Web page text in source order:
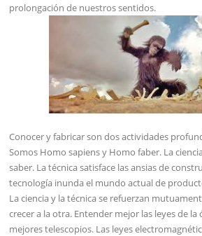
prolongación de nuestros sentidos.
Conocer y fabricar son dos actividades
Somos Homo sapiens y Homo faber. La
saber. La técnica satisface las ansias de
tecnología inunda el mundo actual de
La ciencia y la técnica se refuerzan
crecer a la otra. Entender mejor las leyes de
mejores telescopios. Las leyes